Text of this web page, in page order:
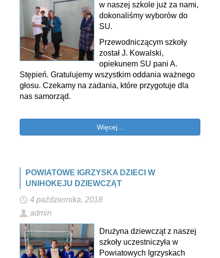
w naszej szkole już za nami,
dokonaliśmy wyborów do
SU.
Przewodniczącym szkoły
został J. Kowalski,
opiekunem SU pani A.
Stępień. Gratulujemy wszystkim oddania ważnego
głosu. Czekamy na zadania, które przygotuje dla
nas samorząd.
Więcej...
POWIATOWE IGRZYSKA DZIECI W
UNIHOKEJU DZIEWCZĄT
4 października, 2018
admin
Drużyna dziewcząt z naszej
szkoły uczestniczyła w
Powiatowych Igrzyskach